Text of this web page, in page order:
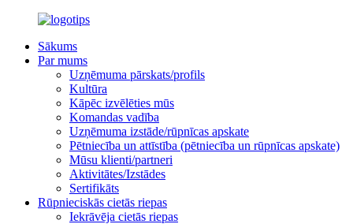
Sākums
Par mums
Uzņēmuma pārskats/profils
Kultūra
Kāpēc izvēlēties mūs
Komandas vadība
Uzņēmuma izstāde/rūpnīcas apskate
Pētniecība un attīstība (pētniecība un rūpnīcas apskate)
Mūsu klienti/partneri
Aktivitātes/Izstādes
Sertifikāts
Rūpnieciskās cietās riepas
Iekrāvēja cietās riepas